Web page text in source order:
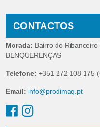
CONTACTOS
Morada: Bairro do
BENQUERENÇAS
Telefone: +351 272 108 175
Email: info@prodimaq.pt